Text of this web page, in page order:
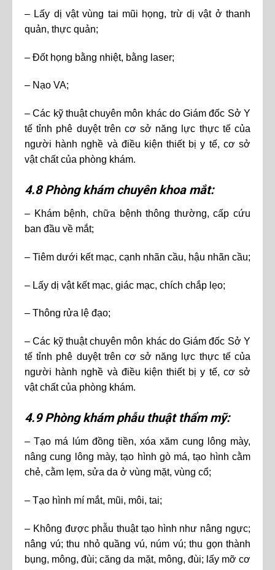
– Lấy dị vật vùng tai mũi họng, trừ dị vật ở thanh
quản, thực quản;
– Đốt họng bằng nhiệt, bằng laser;
– Nạo VA;
– Các kỹ thuật chuyên môn khác do Giám đốc Sở Y
tế tỉnh phê duyệt trên cơ sở năng lực thực tế của
người hành nghề và điều kiện thiết bị y tế, cơ sở
vật chất của phòng khám.
4.8 Phòng khám chuyên khoa mắt:
– Khám bệnh, chữa bệnh thông thường, cấp cứu
ban đầu về mắt;
– Tiêm dưới kết mạc, cạnh nhãn cầu, hậu nhãn cầu;
– Lấy dị vật kết mạc, giác mạc, chích chắp lẹo;
– Thông rửa lệ đạo;
– Các kỹ thuật chuyên môn khác do Giám đốc Sở Y
tế tỉnh phê duyệt trên cơ sở năng lực thực tế của
người hành nghề và điều kiện thiết bị y tế, cơ sở
vật chất của phòng khám.
4.9 Phòng khám phẫu thuật thẩm mỹ:
– Tạo má lúm đồng tiền, xóa xăm cung lông mày,
nâng cung lông mày, tạo hình gò má, tạo hình cằm
chẻ, cằm lẹm, sửa da ở vùng mặt, vùng cổ;
– Tạo hình mí mắt, mũi, môi, tai;
– Không được phẫu thuật tạo hình như nâng ngực;
nâng vú; thu nhỏ quầng vú, núm vú; thu gọn thành
bụng, mông, đùi; căng da mặt, mông, đùi; lấy mỡ cơ